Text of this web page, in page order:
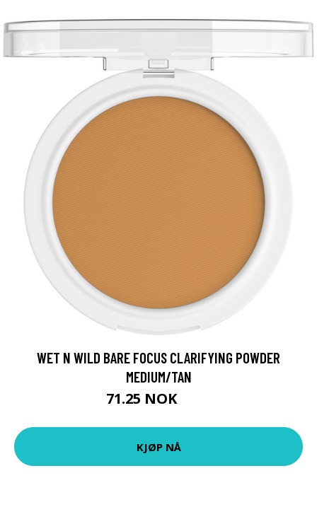
WET N WILD BARE FOCUS CLARIFYING POWDER
MEDIUM/TAN
71.25 NOK
KJØP NÅ